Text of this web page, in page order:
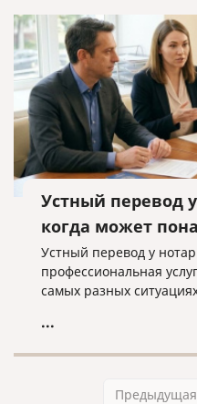
Устный перевод
когда может
Устный перевод у
профессиональная
самых разных
...
Предыдущая